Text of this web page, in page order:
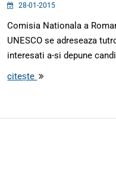
28-01-2015
Comisia Nationala a
UNESCO se adreseaza
interesati a-si depune
citește